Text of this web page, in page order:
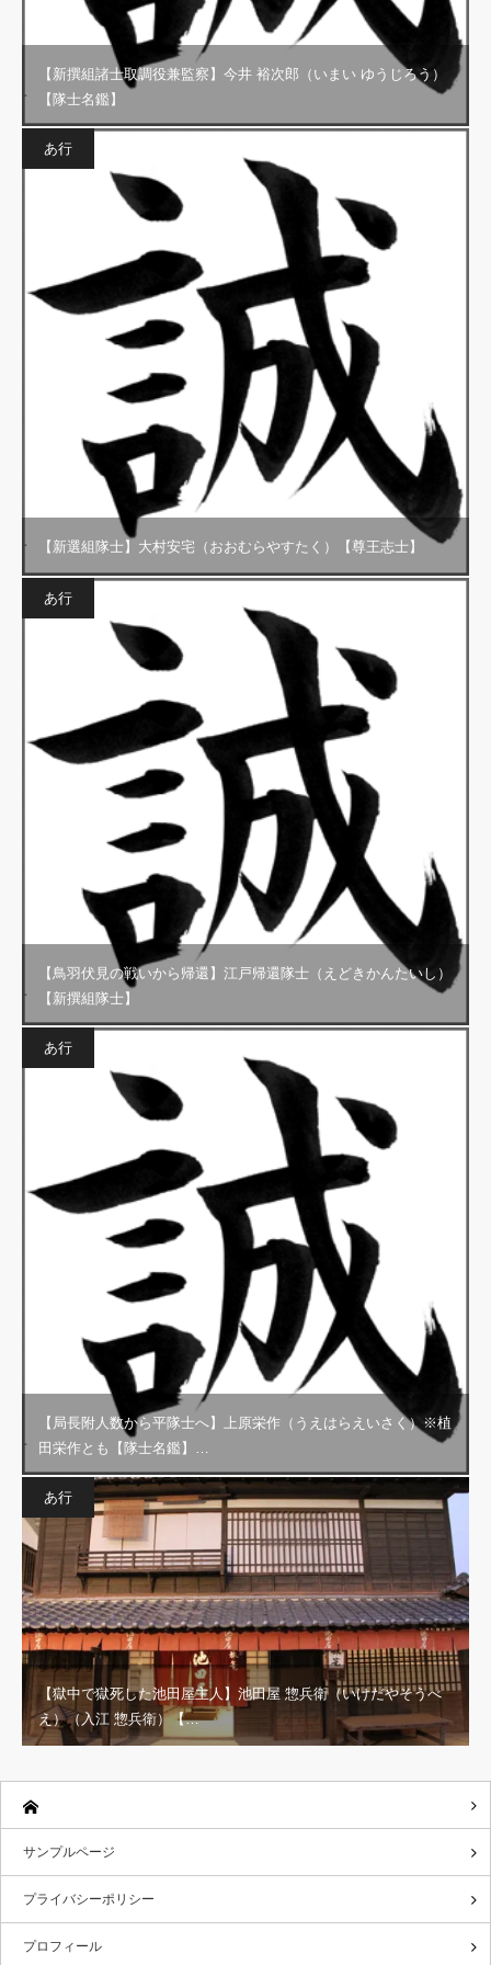
【新撰組諸士取調役兼監察】今井 裕次郎（いまい ゆうじろう）
【隊士名鑑】
あ行
【新選組隊士】大村安宅（おおむらやすたく）【尊王志士】
あ行
【鳥羽伏見の戦いから帰還】江戸帰還隊士（えどきかんたいし）
【新撰組隊士】
あ行
【局長附人数から平隊士へ】上原栄作（うえはらえいさく）※植
田栄作とも【隊士名鑑】…
あ行
【獄中で獄死した池田屋主人】池田屋 惣兵衛（いけだやそうべ
え）（入江 惣兵衛）【…
サンプルページ
プライバシーポリシー
プロフィール